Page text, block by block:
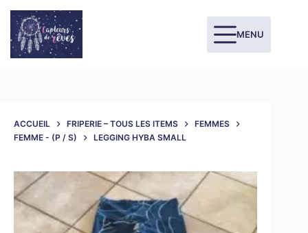
MENU
ACCUEIL FRIPERIE – TOUS LES ITEMS
FEMMES
FEMME - (P / S)
LEGGING HYBA SMALL